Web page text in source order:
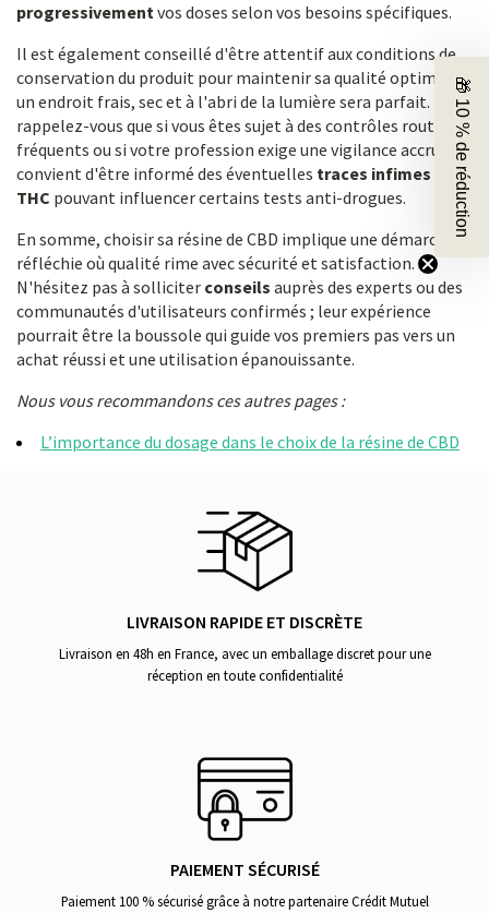
progressivementvos doses selon vos besoins spécifiques.
Il est également conseillé d'être attentif aux conditions de
conservation du produit pour maintenir sa qualité optimale :
un endroit frais, sec et à l'abri de la lumière sera parfait. Et
rappelez-vous que si vous êtes sujet à des contrôles routiers
fréquents ou si votre profession exige une vigilance accrue, il
convient d'être informé des éventuelles traces infimes de
THC pouvant influencer certains tests anti-drogues.
En somme, choisir sa résine de CBD implique une démarche
réfléchie où qualité rime avec sécurité et satisfaction.
N'hésitez pas à solliciter conseils auprès des experts ou des
communautés d'utilisateurs confirmés ; leur expérience
pourrait être la boussole qui guide vos premiers pas vers un
achat réussi et une utilisation épanouissante.
Nous vous recommandons ces autres pages :
L’importance du dosage dans le choix de la résine de CBD
LIVRAISON RAPIDE ET DISCRÈTE
Livraison en 48h en France, avec un emballage discret pour une
réception en toute confidentialité
PAIEMENT SÉCURISÉ
Paiement 100 % sécurisé grâce à notre partenaire Crédit Mutuel
🎁 10 % de réduction